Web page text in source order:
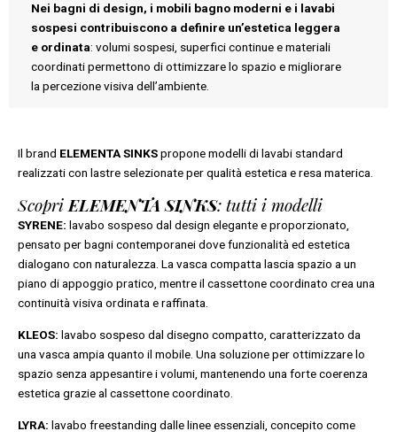
Nei bagni di design, i mobili bagno moderni e i lavabi
sospesi contribuiscono a definire un’estetica leggera
e ordinata: volumi sospesi, superfici continue e materiali
coordinati permettono di ottimizzare lo spazio e migliorare
la percezione visiva dell’ambiente.
Il brand ELEMENTA SINKSpropone modelli di lavabi standard
realizzati con lastre selezionate per qualità estetica e resa materica.
ScopriELEMENTA SINKS: tutti i modelli
SYRENE: lavabo sospeso dal design elegante e proporzionato,
pensato per bagni contemporanei dove funzionalità ed estetica
dialogano con naturalezza. La vasca compatta lascia spazio a un
piano di appoggio pratico, mentre il cassettone coordinato crea una
continuità visiva ordinata e raffinata.
KLEOS: lavabo sospeso dal disegno compatto, caratterizzato da
una vasca ampia quanto il mobile. Una soluzione per ottimizzare lo
spazio senza appesantire i volumi, mantenendo una forte coerenza
estetica grazie al cassettone coordinato.
LYRA: lavabo freestanding dalle linee essenziali, concepito come